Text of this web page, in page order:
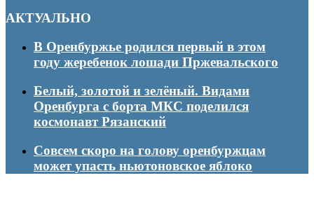
АКТУАЛЬНО
В Оренбуржье родился первый в этом
году жеребенок лошади Пржевальского
Белый, золотой и зелёный. Видами
Оренбурга с борта МКС поделился
космонавт Рязанский
Совсем скоро на голову оренбуржцам
может упасть ньютоновское яблоко